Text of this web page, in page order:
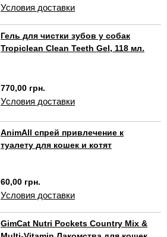
Условия доставки
Гель для чистки зубов у собак
Tropiclean Clean Teeth Gel, 118 мл.
770,00 грн.
Условия доставки
AnimAll спрей привлечение к
туалету для кошек и котят
60,00 грн.
Условия доставки
GimCat Nutri Pockets Country Mix &